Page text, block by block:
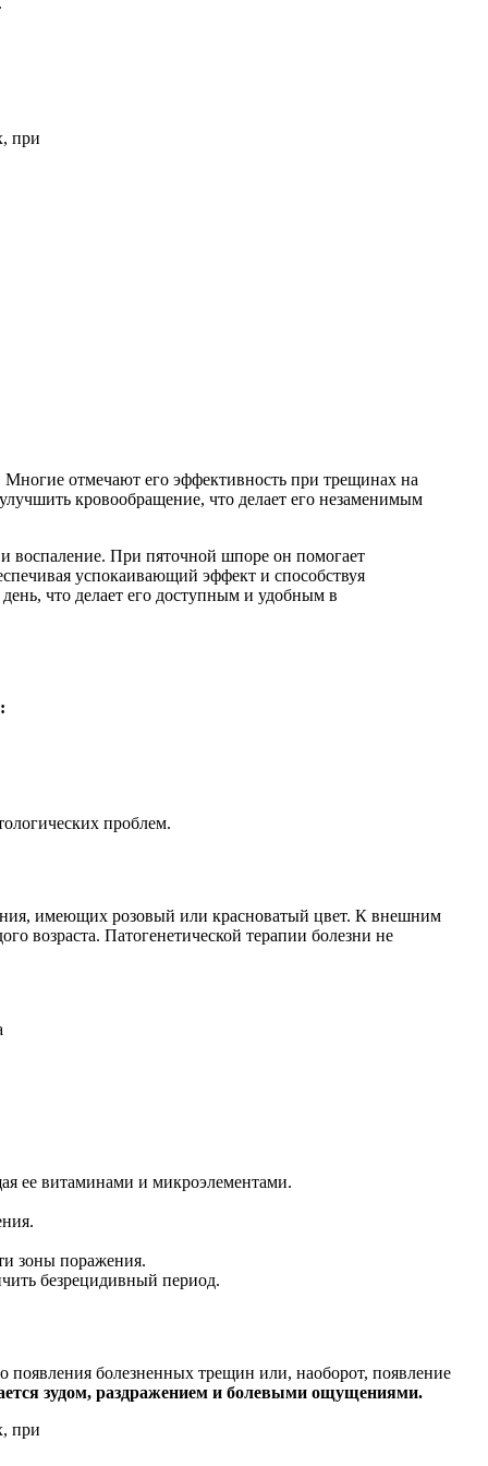
отмечают его эффективность при трещинах на
кровообращение, что делает его незаменимым
воспаление. При пяточной шпоре он помогает
успокаивающий эффект и способствуя
что делает его доступным и удобным в
проблем.
имеющих розовый или красноватый цвет. К внешним
возраста. Патогенетической терапии болезни не
ее витаминами и микроэлементами.
зоны поражения.
безрецидивный период.
болезненных трещин или, наоборот, появление
зудом, раздражением и болевыми ощущениями.